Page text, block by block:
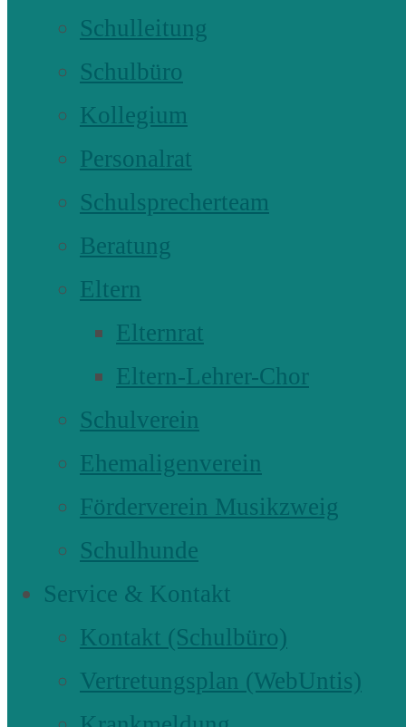
Schulleitung
Schulbüro
Kollegium
Personalrat
Schulsprecherteam
Beratung
Eltern
Elternrat
Eltern-Lehrer-Chor
Schulverein
Ehemaligenverein
Förderverein Musikzweig
Schulhunde
Service & Kontakt
Kontakt (Schulbüro)
Vertretungsplan (WebUntis)